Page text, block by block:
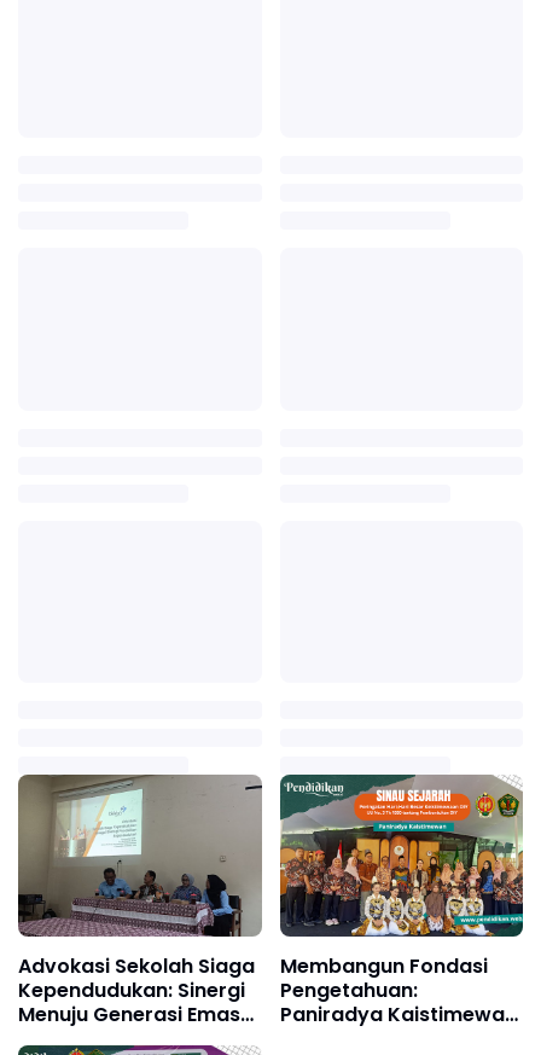
Advokasi Sekolah Siaga
Kependudukan: Sinergi
Menuju Generasi Emas
2045
Membangun Fondasi
Pengetahuan:
Paniradya Kaistimewan